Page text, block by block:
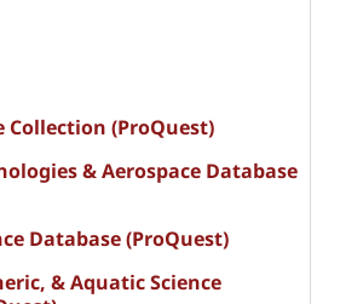
Collection (ProQuest)
& Aerospace Database
Database (ProQuest)
& Aquatic Science